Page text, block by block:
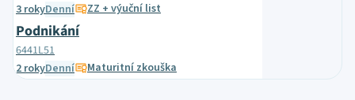
3 rokyDenní ZZ + výuční list
Podnikání
6441L51
2 rokyDenní Maturitní zkouška